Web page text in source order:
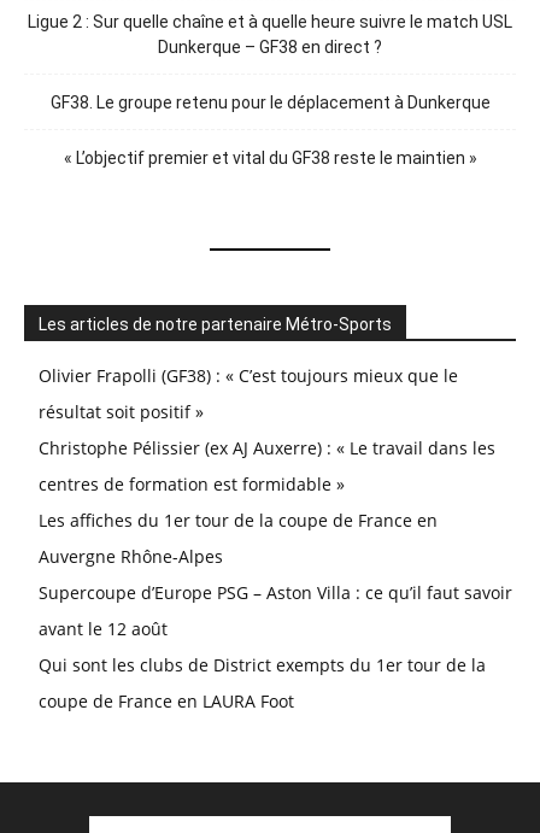
Ligue 2 : Sur quelle chaîne et à quelle heure suivre le match USL
Dunkerque – GF38 en direct ?
GF38. Le groupe retenu pour le déplacement à Dunkerque
« L’objectif premier et vital du GF38 reste le maintien »
Les articles de notre partenaire Métro-Sports
Olivier Frapolli (GF38) : « C’est toujours mieux que le
résultat soit positif »
Christophe Pélissier (ex AJ Auxerre) : « Le travail dans les
centres de formation est formidable »
Les affiches du 1er tour de la coupe de France en
Auvergne Rhône-Alpes
Supercoupe d’Europe PSG – Aston Villa : ce qu’il faut savoir
avant le 12 août
Qui sont les clubs de District exempts du 1er tour de la
coupe de France en LAURA Foot